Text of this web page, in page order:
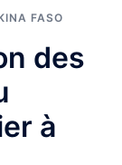
FASO
des
à